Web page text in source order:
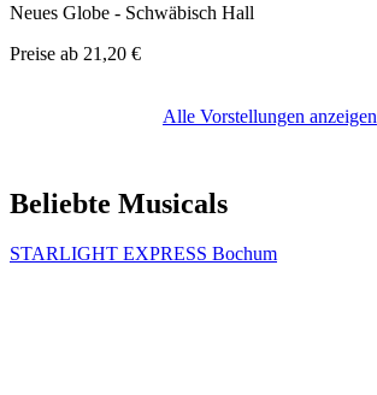
Neues Globe - Schwäbisch Hall
Preise ab 21,20 €
Alle Vorstellungen anzeigen
Beliebte Musicals
STARLIGHT EXPRESS Bochum